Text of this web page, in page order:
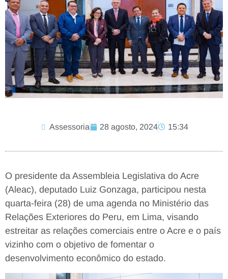
Assessoria 28 agosto, 2024 15:34
O presidente da Assembleia Legislativa do Acre
(Aleac), deputado Luiz Gonzaga, participou nesta
quarta-feira (28) de uma agenda no Ministério das
Relações Exteriores do Peru, em Lima, visando
estreitar as relações comerciais entre o Acre e o país
vizinho com o objetivo de fomentar o
desenvolvimento econômico do estado.